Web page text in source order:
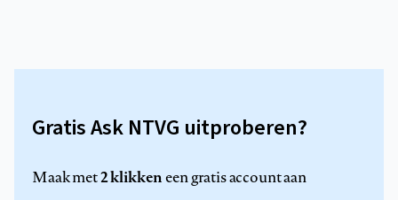
Gratis Ask NTVG uitproberen?
Maak met2 klikkeneen gratis account aan